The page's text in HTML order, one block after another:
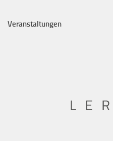
Veranstaltungen